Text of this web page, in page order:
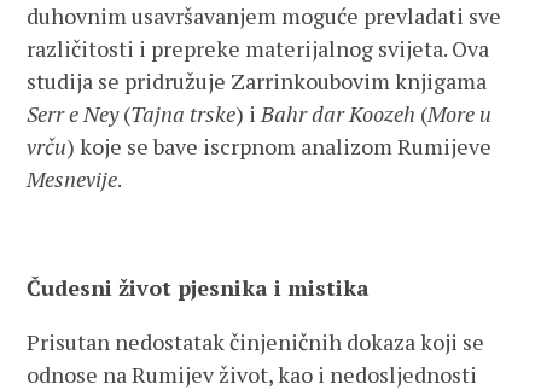
duhovnim usavršavanjem moguće prevladati sve
različitosti i prepreke materijalnog svijeta. Ova
studija se pridružuje Zarrinkoubovim knjigama
Serr e Ney(Tajna trske) iBahr dar Koozeh (More u
vrču) koje se bave iscrpnom analizom Rumijeve
Mesnevije.
Čudesni život pjesnika i mistika
Prisutan nedostatak činjeničnih dokaza koji se
odnose na Rumijev život, kao i nedosljednosti